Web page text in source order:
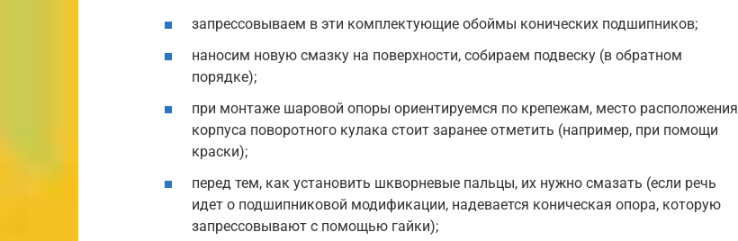
запрессовываем в эти комплектующие обоймы конических подшипников;
наносим новую смазку на поверхности, собираем подвеску (в обратном
порядке);
при монтаже шаровой опоры ориентируемся по крепежам, место расположения
корпуса поворотного кулака стоит заранее отметить (например, при помощи
краски);
перед тем, как установить шкворневые пальцы, их нужно смазать (если речь
идет о подшипниковой модификации, надевается коническая опора, которую
запрессовывают с помощью гайки);